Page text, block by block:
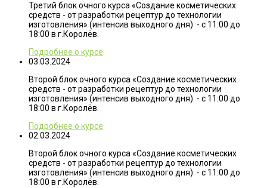
Третий блок очного курса «Создание косметических
средств - от разработки рецептур до технологии
изготовления» (интенсив выходного дня) - с 11:00 до
18:00 в г.Королёв.
Подробнее о курсе
03.03.2024
Второй блок очного курса «Создание косметических
средств - от разработки рецептур до технологии
изготовления» (интенсив выходного дня) - с 11:00 до
18:00 в г.Королёв.
Подробнее о курсе
02.03.2024
Второй блок очного курса «Создание косметических
средств - от разработки рецептур до технологии
изготовления» (интенсив выходного дня) - с 11:00 до
18:00 в г.Королёв.